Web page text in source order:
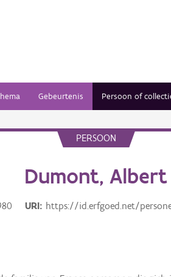
Gebeurtenis Persoon of
PERSOON
Dumont, Albert
URI https://id.erfgoed.net/